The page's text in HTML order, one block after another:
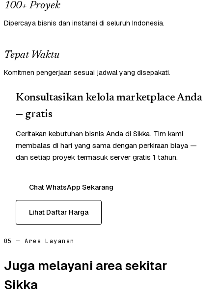
100+ Proyek
Dipercaya bisnis dan instansi di seluruh Indonesia.
Tepat Waktu
Komitmen pengerjaan sesuai jadwal yang disepakati.
Konsultasikan kelola marketplace Anda
— gratis
Ceritakan kebutuhan bisnis Anda di Sikka. Tim kami
membalas di hari yang sama dengan perkiraan biaya —
dan setiap proyek termasuk server gratis 1 tahun.
Chat WhatsApp Sekarang
Lihat Daftar Harga
05 — Area Layanan
Juga melayani area sekitar
Sikka